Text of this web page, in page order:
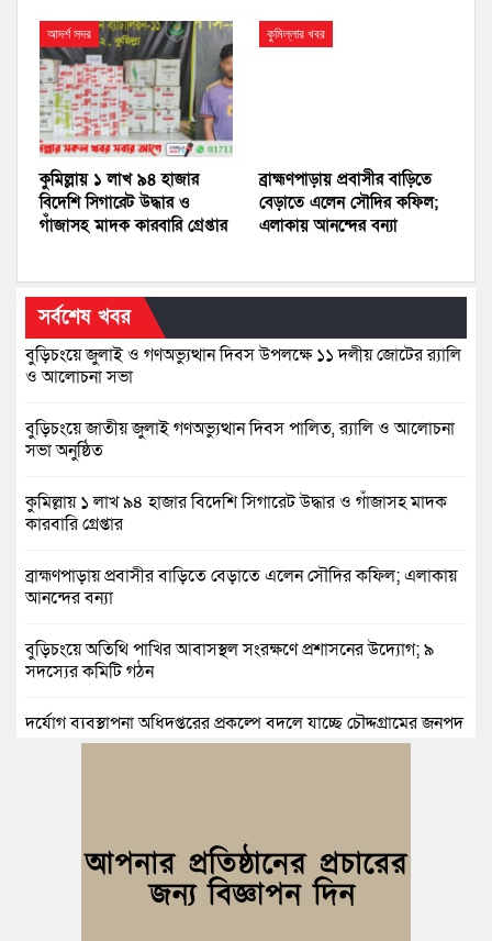
আদর্শ সদর
কুমিল্লায় ১ লাখ ৯৪ হাজার
বিদেশি সিগারেট উদ্ধার ও
গাঁজাসহ মাদক কারবারি গ্রেপ্তার
কুমিল্লার খবর
ব্রাহ্মণপাড়ায় প্রবাসীর বাড়িতে
বেড়াতে এলেন সৌদির কফিল;
এলাকায় আনন্দের বন্যা
সর্বশেষ খবর
বুড়িচংয়ে জুলাই ও গণঅভ্যুত্থান দিবস উপলক্ষে ১১ দলীয় জোটের র‍্যালি
ও আলোচনা সভা
বুড়িচংয়ে জাতীয় জুলাই গণঅভ্যুত্থান দিবস পালিত, র‍্যালি ও আলোচনা
সভা অনুষ্ঠিত
কুমিল্লায় ১ লাখ ৯৪ হাজার বিদেশি সিগারেট উদ্ধার ও গাঁজাসহ মাদক
কারবারি গ্রেপ্তার
ব্রাহ্মণপাড়ায় প্রবাসীর বাড়িতে বেড়াতে এলেন সৌদির কফিল; এলাকায়
আনন্দের বন্যা
বুড়িচংয়ে অতিথি পাখির আবাসস্থল সংরক্ষণে প্রশাসনের উদ্যোগ; ৯
সদস্যের কমিটি গঠন
দুর্যোগ ব্যবস্থাপনা অধিদপ্তরের প্রকল্পে বদলে যাচ্ছে চৌদ্দগ্রামের জনপদ
জুলাই অভ্যুত্থানের দ্বিতীয় বর্ষপূর্তি উপলক্ষে কুমিল্লায় বর্ণাঢ্য র‍্যালি
আবারও নারী ইউএনও পেল ব্রাহ্মণপাড়াবাসী